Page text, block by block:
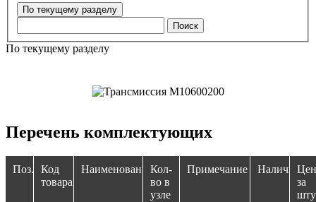
Поиск
По текущему разделу
Перечень комплектующих
Поз.
Код
товара
НаименованиеКол-
во в
узле
Примечание Наличие
за